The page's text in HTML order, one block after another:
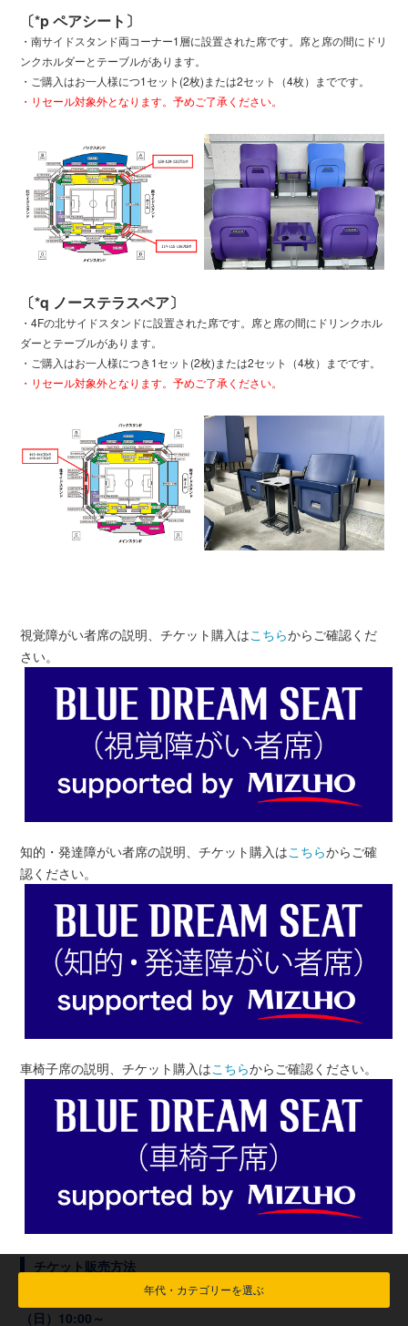
〔*p ペアシート〕
・南サイドスタンド両コーナー1層に設置された席です。席と席の間にドリ
ンクホルダーとテーブルがあります。
・ご購入はお一人様につ1セット(2枚)または2セット（4枚）までです。
・リセール対象外となります。予めご了承ください。
〔*q ノーステラスペア〕
・4Fの北サイドスタンドに設置された席です。席と席の間にドリンクホル
ダーとテーブルがあります。
・ご購入はお一人様につき1セット(2枚)または2セット（4枚）までです。
・リセール対象外となります。予めご了承ください。
視覚障がい者席の説明、チケット購入はこちらからご確認くだ
さい。
知的・発達障がい者席の説明、チケット購入はこちらからご確
認ください。
車椅子席の説明、チケット購入はこちらからご確認ください。
チケット販売方法
一般販売（先着制／ダイナミックプライシング）：6月14日
（日）10:00～
年代・カテゴリーを選ぶ